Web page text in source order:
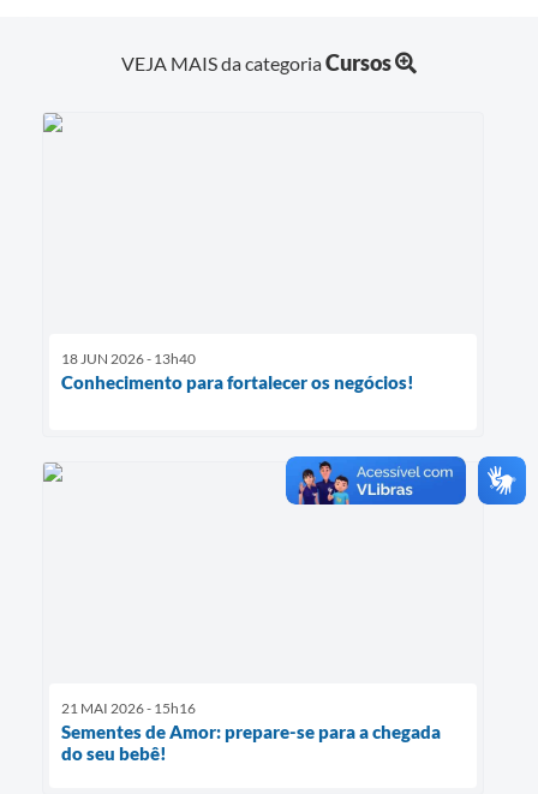
VEJA MAIS da categoriaCursos
18 JUN 2026 - 13h40
Conhecimento para fortalecer os negócios!
21 MAI 2026 - 15h16
Sementes de Amor: prepare-se para a chegada
do seu bebê!